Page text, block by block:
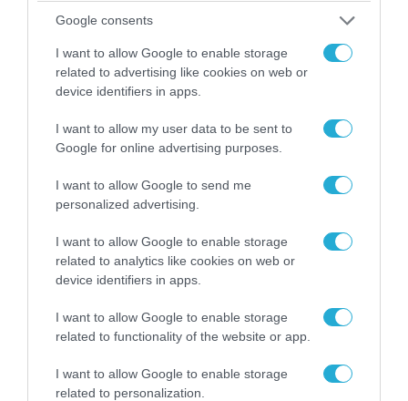
Google consents
I want to allow Google to enable storage
related to advertising like cookies on web or
device identifiers in apps.
I want to allow my user data to be sent to
Google for online advertising purposes.
I want to allow Google to send me
personalized advertising.
I want to allow Google to enable storage
related to analytics like cookies on web or
device identifiers in apps.
I want to allow Google to enable storage
related to functionality of the website or app.
I want to allow Google to enable storage
related to personalization.
πρώην σύζυγό της πριν από τη δολοφονία των
4 παιδιών τους – «Έχουν ίωση»
Αδειάζουν το Κραματόρσκ οι Ουκρανοί:
Έκτακτη εκκένωση στην πόλη μετά την
αιφνιδιαστική προώθηση των Ρώσων (βίντεο)